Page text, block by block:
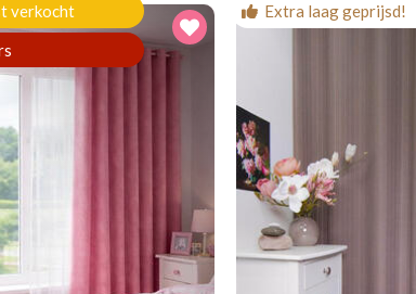
verkocht
Extra laag geprijsd!